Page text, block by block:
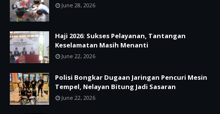
June 28, 2026
Haji 2026: Sukses Pelayanan, Tantangan
Keselamatan Masih Menanti
June 22, 2026
Polisi Bongkar Dugaan Jaringan Pencuri Mesin
Tempel, Nelayan Bitung Jadi Sasaran
June 22, 2026